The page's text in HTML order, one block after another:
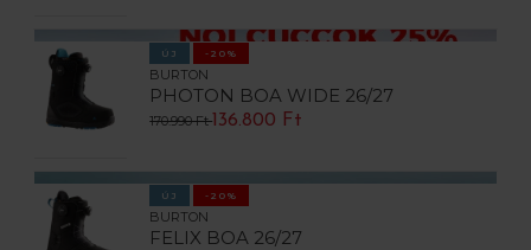
ÚJ -20%
BURTON
PHOTON BOA WIDE 26/27
170.990 Ft 136.800 Ft
ÚJ -20%
BURTON
FELIX BOA 26/27